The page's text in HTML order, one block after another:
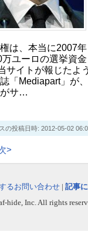
は、本当に2007年
ユーロの選挙資金
サイトが報じたよ
「Mediapart」が、
がサ…
の投稿日時: 2012-05-02
>
るお問い合わせ | 記事
hide, Inc. All rights